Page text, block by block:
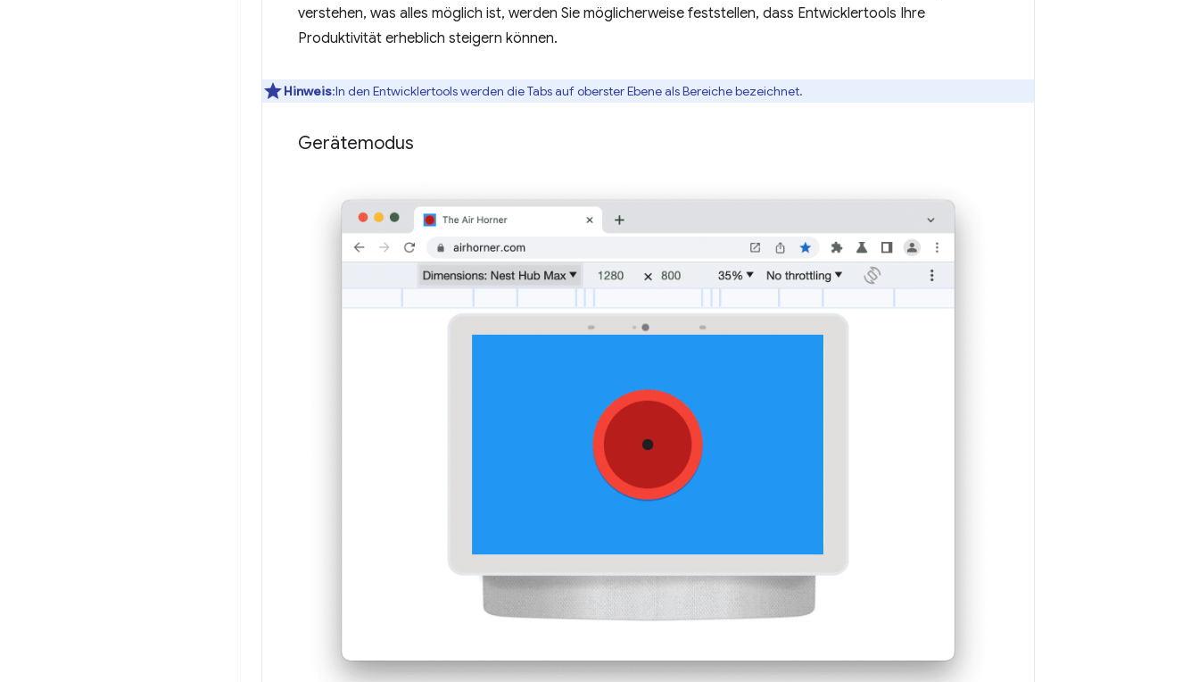
verstehen, was alles möglich ist, werden Sie möglicherweise feststellen, dass Entwicklertools Ihre
Produktivität erheblich steigern können.
Hinweis:In den Entwicklertools werden die Tabs auf oberster Ebene als Bereiche bezeichnet.
Gerätemodus